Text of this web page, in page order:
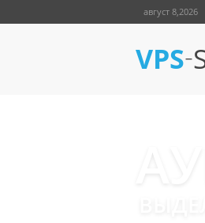
август 8,2026
VPS-